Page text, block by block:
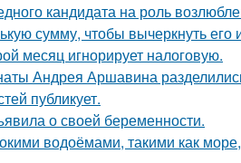
кандидата на роль
сумму, чтобы вычеркнуть его
месяц игнорирует налоговую.
Андрея Аршавина
публикует.
о своей беременности.
водоёмами, такими как